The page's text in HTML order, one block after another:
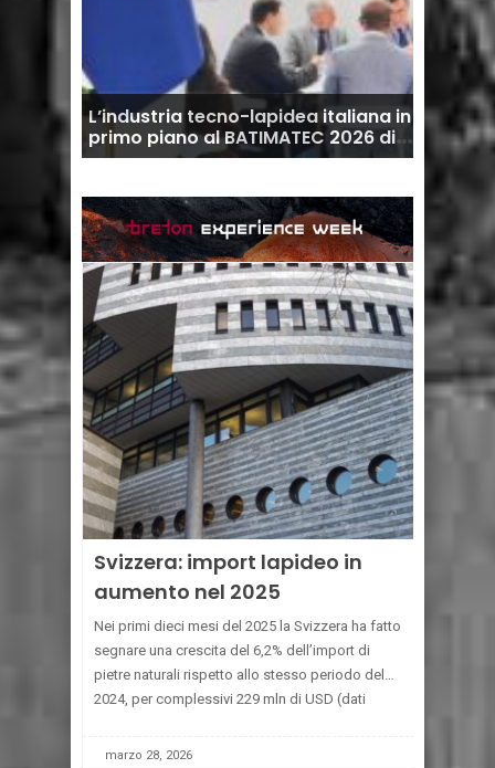
nel
L’industria tecno-lapidea italiana in
primo piano al BATIMATEC 2026 di
Algeri
storia,
Svizzera: import lapideo in
aumento nel 2025
Nei primi dieci mesi del 2025 la Svizzera ha fatto
segnare una crescita del 6,2% dell’import di
pietre naturali rispetto allo stesso periodo del
2024, per complessivi 229 mln di USD (dati
MARMOMACCHINE). L’Italia, con 104,7 mln
marzo 28, 2026